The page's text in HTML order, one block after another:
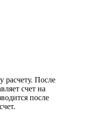
расчету. После
счет на
после